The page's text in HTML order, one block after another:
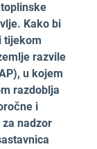
Kako bi
tijekom
razvile
u kojem
razdoblja
i
nadzor